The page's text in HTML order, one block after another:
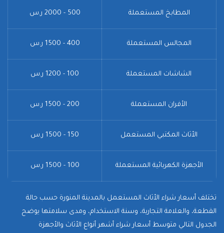
المطابخ المستعملة 500 - 2000 ر.س
المجالس المستعملة 400 - 1500 ر.س
الشاشات المستعملة 100 - 1200 ر.س
الأفران المستعملة 200 - 1500 ر.س
الأثاث المكتبي المستعمل 150 - 1500 ر.س
الأجهزة الكهربائية المستعملة 100 - 1500 ر.س
تختلف أسعار شراء الأثاث المستعمل بالمدينة المنورة حسب حالة
القطعة، والعلامة التجارية، وسنة الاستخدام، ومدى سلامتها يوضح
الجدول التالي متوسط أسعار شراء أشهر أنواع الأثاث والأجهزة